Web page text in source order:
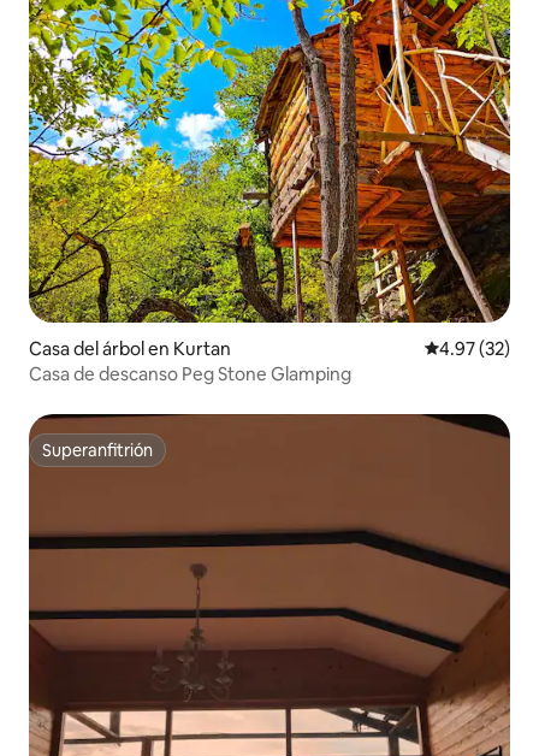
Casa del árbol en Kurtan Calificación
4.97 (32)
Casa de descanso Peg Stone Glamping
Superanfitrión
Superanfitrión